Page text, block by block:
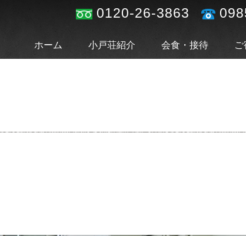
0120-26-3863
ホーム 小戸荘紹介 会食・接待 ご